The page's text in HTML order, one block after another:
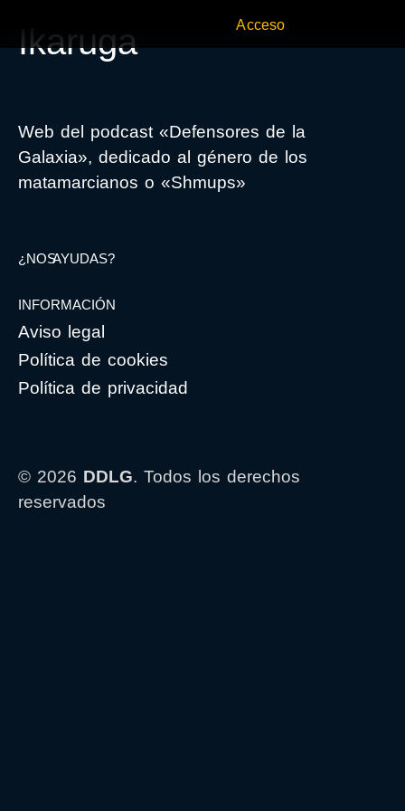
Acceso
Ikaruga
Web del podcast «Defensores de la
Galaxia», dedicado al género de los
matamarcianos o «Shmups»
¿NOS AYUDAS?
INFORMACIÓN
Aviso legal
Política de cookies
Política de privacidad
© 2026 DDLG. Todos los derechos
reservados